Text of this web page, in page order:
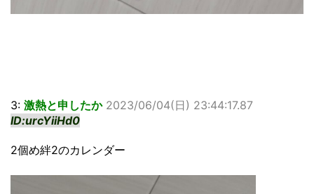
3: 激熱と申したか 2023/06/04(日) 23:44:17.87
ID:urcYiiHd0
2個め絆2のカレンダー